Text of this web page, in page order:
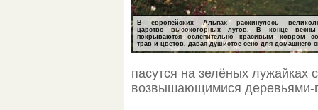
В европейских Альпах раскинулось
царство высокогорных лугов. В конце
покрываются ослепительно красивым ковром
трав и цветов, давая душистое сено для домашнего
пасутся на зелёных лужайках
возвышающимися деревьями-